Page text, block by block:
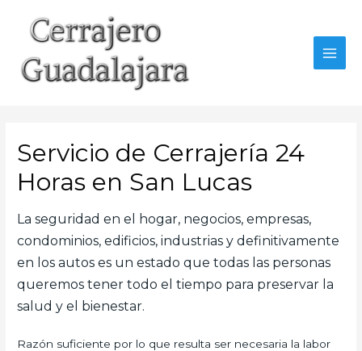
contenido
Servicio de Cerrajería 24
Horas en San Lucas
La seguridad en el hogar, negocios, empresas,
condominios, edificios, industrias y definitivamente
en los autos es un estado que todas las personas
queremos tener todo el tiempo para preservar la
salud y el bienestar.
Razón suficiente por lo que resulta ser necesaria la labor